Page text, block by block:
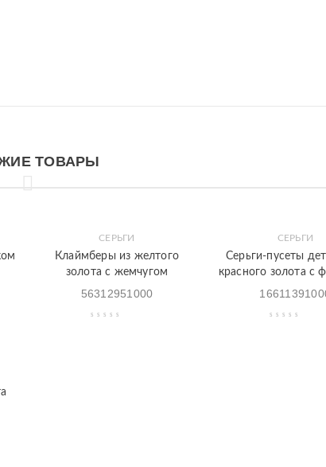
ТОВАРЫ
ЗакладкиБыстрый
просмотр
СЕРЬГИ
Клаймберы из желтого
золота с жемчугом
56312951000
просмотр
СЕРЬГИ
Серьги-пусеты
красного золота с